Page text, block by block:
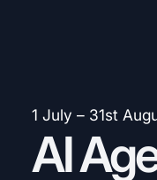
1 July – 31st
AI